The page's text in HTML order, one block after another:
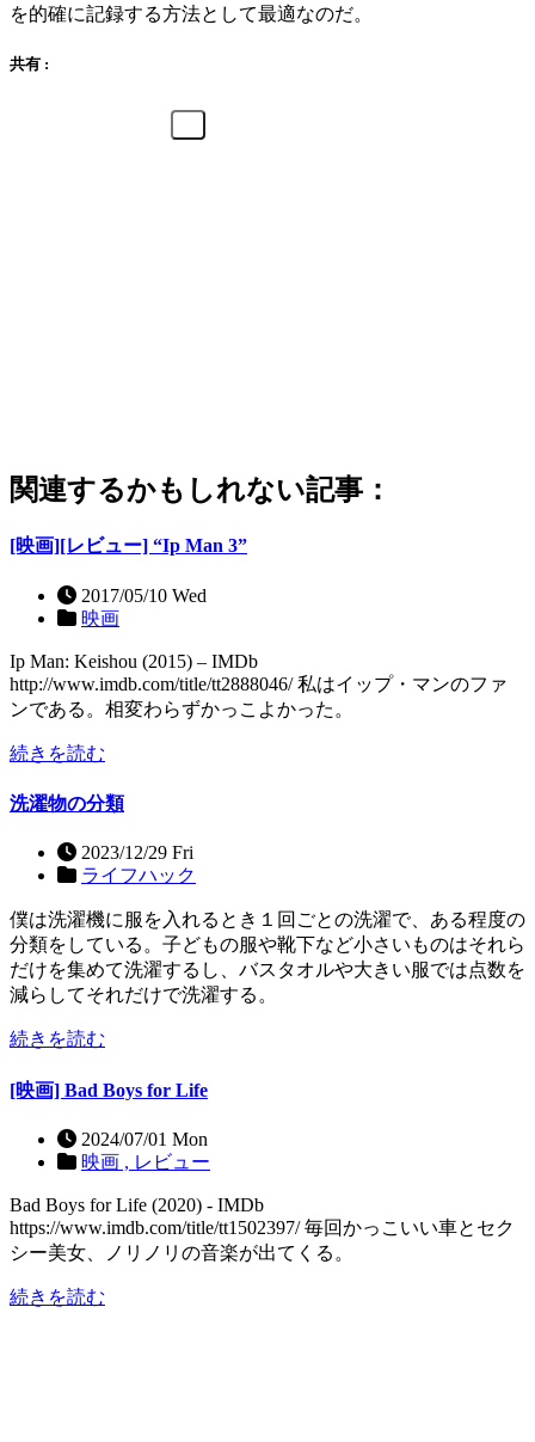
を的確に記録する方法として最適なのだ。
共有 :
関連するかもしれない記事：
[映画][レビュー] “Ip Man 3”
2017/05/10 Wed
映画
Ip Man: Keishou (2015) – IMDb
http://www.imdb.com/title/tt2888046/ 私はイップ・マンのファ
ンである。相変わらずかっこよかった。
続きを読む
洗濯物の分類
2023/12/29 Fri
ライフハック
僕は洗濯機に服を入れるとき１回ごとの洗濯で、ある程度の
分類をしている。子どもの服や靴下など小さいものはそれら
だけを集めて洗濯するし、バスタオルや大きい服では点数を
減らしてそれだけで洗濯する。
続きを読む
[映画] Bad Boys for Life
2024/07/01 Mon
映画 , レビュー
Bad Boys for Life (2020) - IMDb
https://www.imdb.com/title/tt1502397/ 毎回かっこいい車とセク
シー美女、ノリノリの音楽が出てくる。
続きを読む